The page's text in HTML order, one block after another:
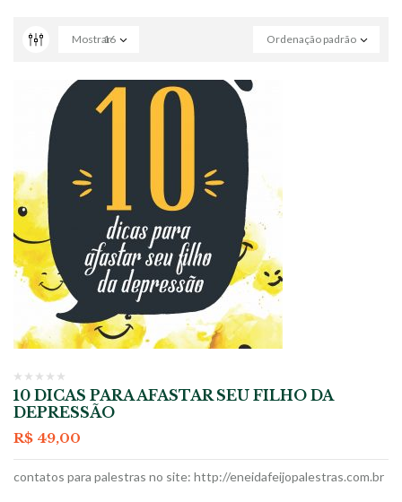
Ordenação padrão
Mostrar16
10 DICAS PARA AFASTAR SEU FILHO DA
DEPRESSÃO
R$ 49,00
contatos para palestras no site: http://eneidafeijopalestras.com.br